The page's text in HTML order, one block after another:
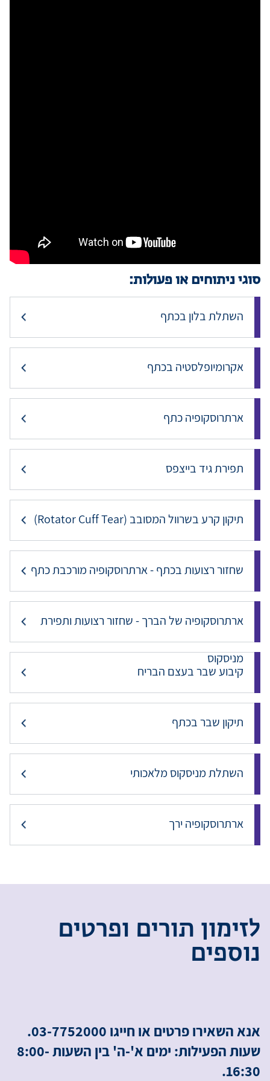
סוגי ניתוחים או פעולות:
השתלת בלון בכתף
אקרומיופלסטיה בכתף
ארתרוסקופיה כתף
תפירת גיד בייצפס
תיקון קרע בשרוול המסובב (Rotator Cuff Tear)
שחזור רצועות בכתף - ארתרוסקופיה מורכבת כתף
ארתרוסקופיה של הברך - שחזור רצועות ותפירת
מניסקוס
קיבוע שבר בעצם הבריח
תיקון שבר בכתף
השתלת מניסקוס מלאכותי
ארתרוסקופיה ירך
לזימון תורים ופרטים
נוספים
אנא השאירו פרטים או חייגו 03-7752000.
שעות הפעילות: ימים א'-ה' בין השעות 8:00-
16:30.